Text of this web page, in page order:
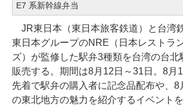
E7 系新幹線弁当
JR東日本（東日本旅客鉄道）と台湾
東日本グループのNRE（日本レストラ
ズ）が監修した駅弁3種類を台湾の台北
販売する。期間は8月12日～31日。8月
先着で駅弁の購入者に記念品配布や、8
の東北地方の魅力を紹介するイベントを